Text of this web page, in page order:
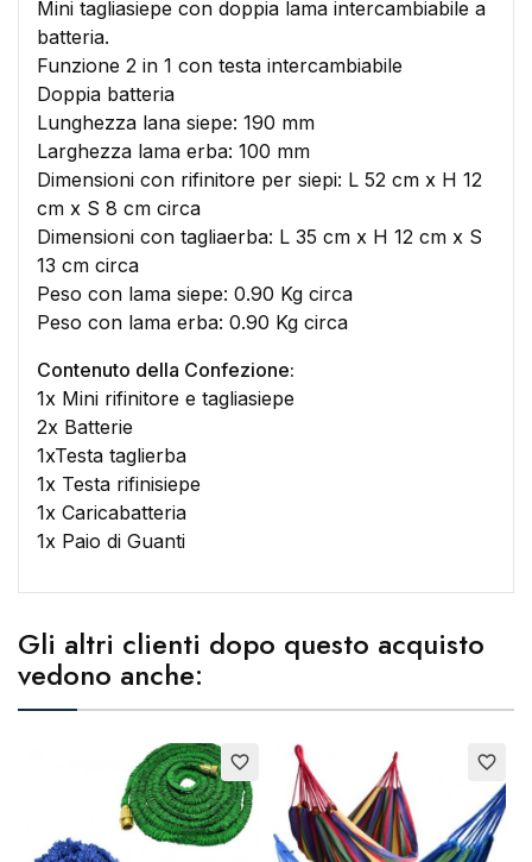
Mini tagliasiepe con doppia lama intercambiabile a
batteria.
Funzione 2 in 1 con testa intercambiabile
Doppia batteria
Lunghezza lana siepe: 190 mm
Larghezza lama erba: 100 mm
Dimensioni con rifinitore per siepi: L 52 cm x H 12
cm x S 8 cm circa
Dimensioni con tagliaerba: L 35 cm x H 12 cm x S
13 cm circa
Peso con lama siepe: 0.90 Kg circa
Peso con lama erba: 0.90 Kg circa
Contenuto della Confezione:
1x Mini rifinitore e tagliasiepe
2x Batterie
1xTesta taglierba
1x Testa rifinisiepe
1x Caricabatteria
1x Paio di Guanti
Gli altri clienti dopo questo acquisto
vedono anche:
favorite_border favorite_border
Crea lista dei desideri ×
Nome lista dei desideri